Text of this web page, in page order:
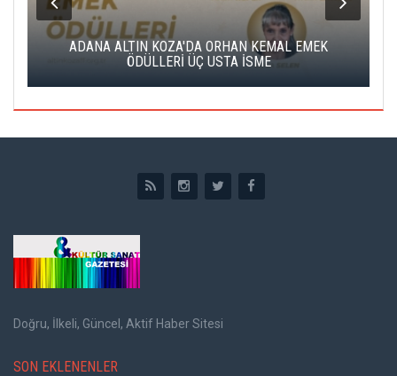
ADANA ALTIN KOZA'DA ORHAN KEMAL EMEK
ÖDÜLLERİ ÜÇ USTA İSME
Doğru, İlkeli, Güncel, Aktif Haber Sitesi
SON EKLENENLER